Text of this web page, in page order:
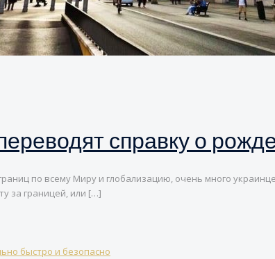
справку о
по всему Миру и глобализацию, очень много
за границей, или […]